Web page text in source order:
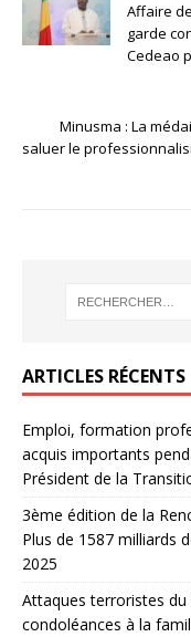
Affaire
garde
Cedeao
Minusma : La
saluer le
ARTICLES RÉCENTS
Emploi, formation
acquis importants
Président de la
3ème édition de la
Plus de 1587 milliards
2025
Attaques terroristes du
condoléances à la